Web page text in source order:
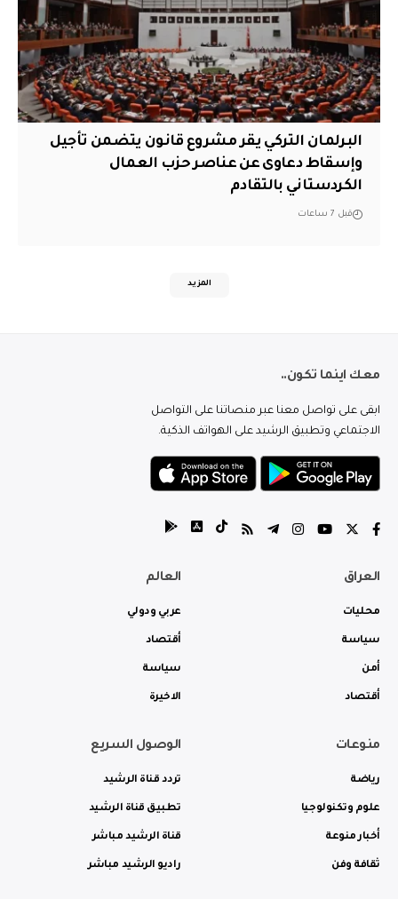
البرلمان التركي يقر مشروع قانون يتضمن تأجيل
وإسقاط دعاوى عن عناصر حزب العمال
الكردستاني بالتقادم
قبل 7 ساعات
المزيد
معك اينما تكون..
ابقى على تواصل معنا عبر منصاتنا على التواصل
الاجتماعي وتطبيق الرشيد على الهواتف الذكية.
العراق
محليات
سياسة
أمن
أقتصاد
العالم
عربي ودولي
أقتصاد
سياسة
الاخيرة
منوعات
رياضة
علوم وتكنولوجيا
أخبار منوعة
ثقافة وفن
الوصول السريع
تردد قناة الرشيد
تطبيق قناة الرشيد
قناة الرشيد مباشر
راديو الرشيد مباشر